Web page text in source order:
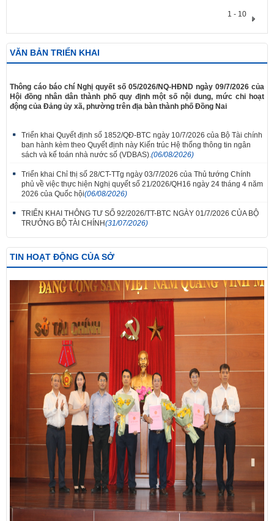
1 - 10
VĂN BẢN TRIỂN KHAI
​Thông cáo báo chí Nghị quyết số 05/2026/NQ-HĐND ngày 09/7/2026 của
Hội đồng nhân dân thành phố quy định một số nội dung, mức chi hoạt
động của Đảng ủy xã, phường trên địa bàn thành phố Đồng Nai
Triển khai Quyết định số 1852/QĐ-BTC ngày 10/7/2026 của Bộ Tài chính
ban hành kèm theo Quyết định này Kiến trúc Hệ thống thông tin ngân
sách và kế toán nhà nước số (VDBAS). (06/08/2026)
Triển khai Chỉ thị số 28/CT-TTg ngày 03/7/2026 của Thủ tướng Chính
phủ về việc thực hiện Nghị quyết số 21/2026/QH16 ngày 24 tháng 4 năm
2026 của Quốc hội(06/08/2026)
TRIỂN KHAI THÔNG TƯ SỐ 92/2026/TT-BTC NGÀY 01/7/2026 CỦA BỘ
TRƯỞNG BỘ TÀI CHÍNH(31/07/2026)
TIN HOẠT ĐỘNG CỦA SỞ